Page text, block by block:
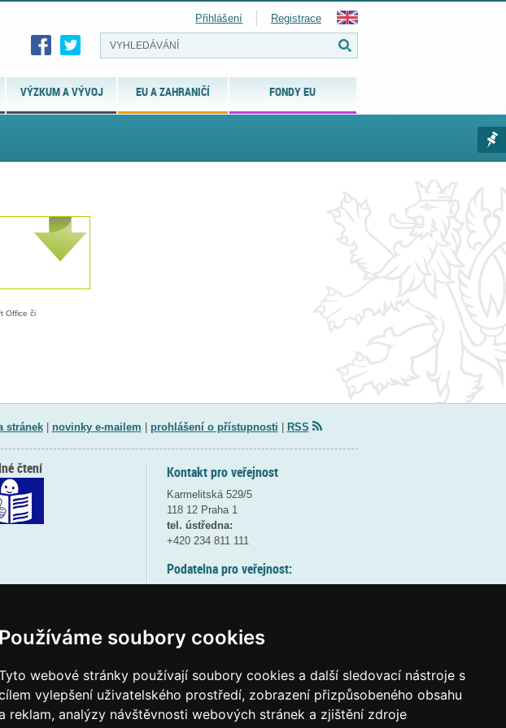
Používáme soubory cookies
webové stránky používají soubory cookies a další sledovací nástroje s
vylepšení uživatelského prostředí, zobrazení přizpůsobeného obsahu
reklam, analýzy návštěvnosti webových stránek a zjištění zdroje
VÝZKUM A VÝVOJ EU A ZAHRANIČÍ FONDY EU
Přihlášení Registrace
Office či
stránek| novinky e-mailem prohlášení o přístupnosti RSS
Kontakt pro veřejnost
Karmelitská 529/5
118 12 Praha 1
tel. ústředna:
+420 234 811 111
Podatelna pro veřejnost:
(více informací
Elektronická podatelna:
posta@msmtgov cz
čtení